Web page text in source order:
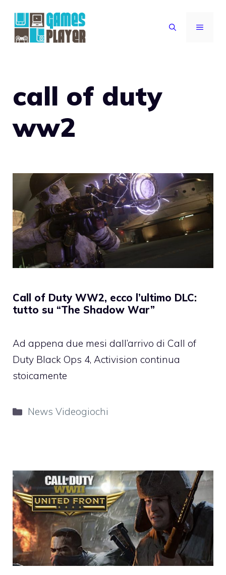
contenuto
MENU
call of duty
ww2
Call of Duty WW2, ecco l’ultimo DLC:
tutto su “The Shadow War”
Ad appena due mesi dall’arrivo di Call of
Duty Black Ops 4, Activision continua
stoicamente
Categorie
News Videogiochi